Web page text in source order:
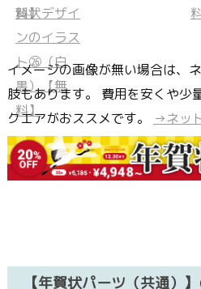
イメージの画像が無い場合は、
肢もあります。 費用を安くや少
クエアがおススメです。
→ネッ
【年賀状パーツ（共通）